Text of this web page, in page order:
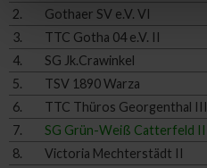
2.
Gothaer SV e.V. VI
3.
TTC Gotha 04 e.V. II
4.
SG Jk.Crawinkel
5.
TSV 1890 Warza
6.
TTC Thüros Georgenthal III
7.
SG Grün-Weiß Catterfeld II
8.
Victoria Mechterstädt II